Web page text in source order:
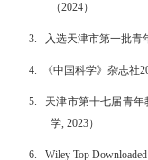
（2024）
3. 入选天津市第一批青
4. 《中国科学》杂志社
5. 天津市第十七届青
学, 2023）
6. Wiley Top